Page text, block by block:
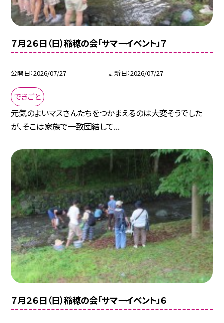
７月２６日（日）稲穂の会「サマーイベント」７
公開日 2026/07/27 更新日 2026/07/27
できごと
元気のよいマスさんたちをつかまえるのは大変そうでした
が、そこは家族で一致団結して...
７月２６日（日）稲穂の会「サマーイベント」６